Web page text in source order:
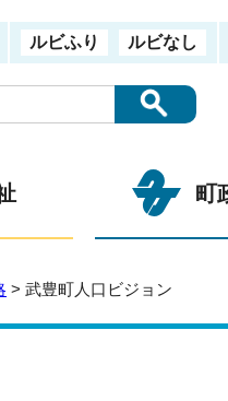
ルビふり ルビなし
町
> 武豊町人口ビジョン